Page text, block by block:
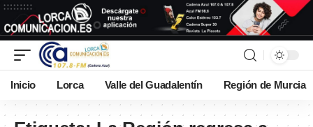
Inicio Lorca Valle del Guadalentín Región de Murcia